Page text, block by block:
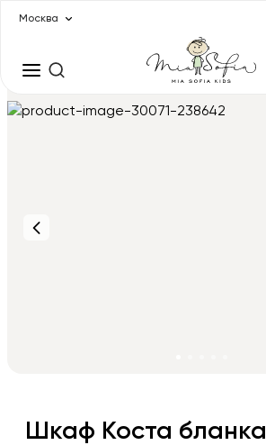
Москва
Шкаф Коста бланка